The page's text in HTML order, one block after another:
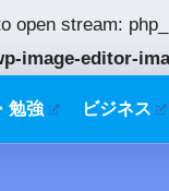
open stream:
image-editor-
勉強 ビジネス